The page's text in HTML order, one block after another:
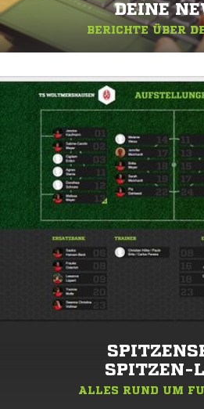
DEINE
BERICHTE ÜBER
SPITZEN-
ALLES RUND UM